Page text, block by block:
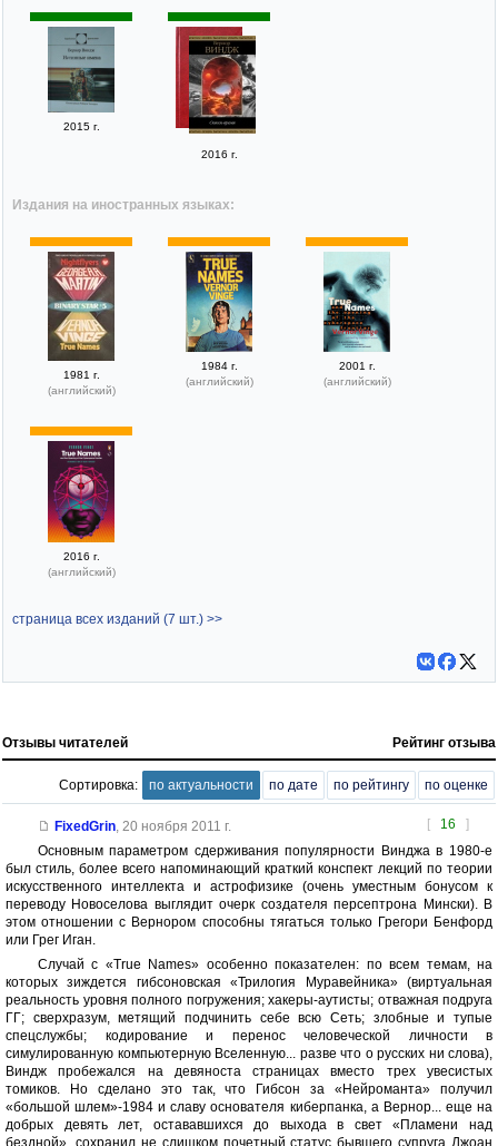
2015 г.
2016 г.
Издания на иностранных языках:
1981 г.
(английский)
1984 г.
(английский)
2001 г.
(английский)
2016 г.
(английский)
страница всех изданий (7 шт.) >>
Отзывы читателей Рейтинг отзыва
Сортировка: по актуальности по дате по рейтингу по оценке
[ 16 ]
FixedGrin, 20 ноября 2011 г.
Основным параметром сдерживания популярности Винджа в 1980-е
был стиль, более всего напоминающий краткий конспект лекций по теории
искусственного интеллекта и астрофизике (очень уместным бонусом к
переводу Новоселова выглядит очерк создателя персептрона Мински). В
этом отношении с Вернором способны тягаться только Грегори Бенфорд
или Грег Иган.
Случай с «True Names» особенно показателен: по всем темам, на
которых зиждется гибсоновская «Трилогия Муравейника» (виртуальная
реальность уровня полного погружения; хакеры-аутисты; отважная подруга
ГГ; сверхразум, метящий подчинить себе всю Сеть; злобные и тупые
спецслужбы; кодирование и перенос человеческой личности в
симулированную компьютерную Вселенную... разве что о русских ни слова),
Виндж пробежался на девяноста страницах вместо трех увесистых
томиков. Но сделано это так, что Гибсон за «Нейроманта» получил
«большой шлем»-1984 и славу основателя киберпанка, а Вернор... еще на
добрых девять лет, остававшихся до выхода в свет «Пламени над
бездной», сохранил не слишком почетный статус бывшего супруга Джоан